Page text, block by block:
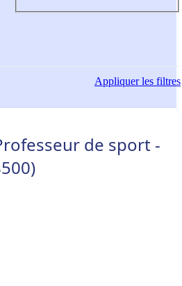
Appliquerles filtres
de sport -